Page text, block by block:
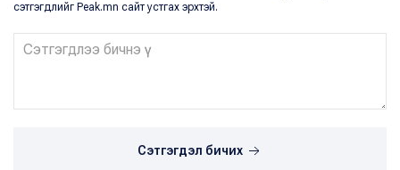
сэтгэгдлийг Peak.mn сайт устгах эрхтэй.
Сэтгэгдэл бичих